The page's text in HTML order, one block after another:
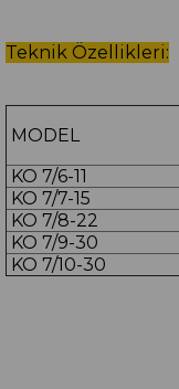
Teknik Özellikleri:
MODEL
KO 7/6-11
KO 7/7-15
KO 7/8-22
KO 7/9-30
KO 7/10-30